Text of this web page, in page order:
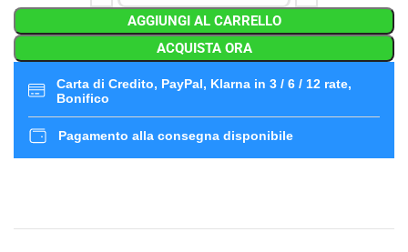
AGGIUNGI AL CARRELLO
ACQUISTA ORA
Carta di Credito, PayPal, Klarna in 3 / 6 / 12 rate,
Bonifico
Pagamento alla consegna disponibile